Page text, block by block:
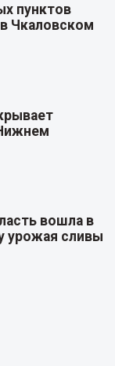
пунктов
Чкаловском
вошла в
урожая сливы